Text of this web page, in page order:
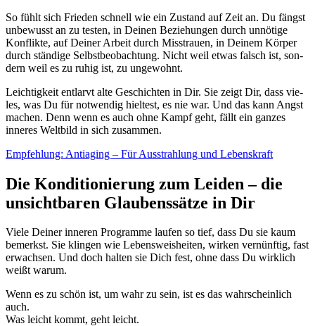
So fühlt sich Frie­den schnell wie ein Zustand auf Zeit an. Du fängst
unbe­wusst an zu tes­ten, in Dei­nen Bezie­hun­gen durch unnö­ti­ge
Kon­flik­te, auf Dei­ner Arbeit durch Miss­trau­en, in Dei­nem Kör­per
durch stän­di­ge Selbst­be­ob­ach­tung. Nicht weil etwas falsch ist, son­
dern weil es zu ruhig ist, zu unge­wohnt.
Leich­tig­keit ent­larvt alte Geschich­ten in Dir. Sie zeigt Dir, dass vie­
les, was Du für not­wen­dig hiel­test, es nie war. Und das kann Angst
machen. Denn wenn es auch ohne Kampf geht, fällt ein gan­zes
inne­res Welt­bild in sich zusam­men.
Emp­feh­lung: Antia­ging – Für Aus­strah­lung und Lebens­kraft
Die Konditionierung zum Leiden – die
unsichtbaren Glaubenssätze in Dir
Vie­le Dei­ner inne­ren Pro­gram­me lau­fen so tief, dass Du sie kaum
bemerkst. Sie klin­gen wie Lebens­weis­hei­ten, wir­ken ver­nünf­tig, fast
erwach­sen. Und doch hal­ten sie Dich fest, ohne dass Du wirk­lich
weißt war­um.
Wenn es zu schön ist, um wahr zu sein, ist es das wahr­schein­lich
auch.
Was leicht kommt, geht leicht.